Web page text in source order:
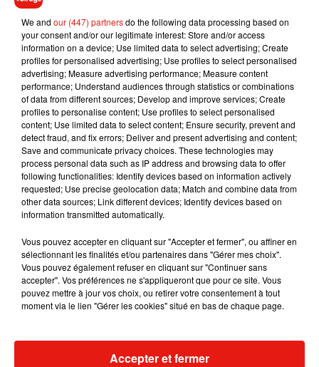
16. David Bowie - "Blackstar"
17. Beyoncé - "Lemonade"
18. $-Crew - "Destins liés"
19. Alonzo - "Avenue de St Antoine"
20. Adele - "25"
We and our (447) partnersdo the following data processing based on
your consent and/or our legitimate interest: Store and/or access
information on a device; Use limited data to select advertising; Create
profiles for personalised advertising; Use profiles to select personalised
advertising; Measure advertising performance; Measure content
performance; Understand audiences through statistics or combinations
of data from different sources; Develop and improve services; Create
profiles to personalise content; Use profiles to select personalised
content; Use limited data to select content; Ensure security, prevent and
detect fraud, and fix errors; Deliver and present advertising and content;
Save and communicate privacy choices. These technologies may
process personal data such as IP address and browsing data to offer
following functionalities: Identify devices based on information actively
requested; Use precise geolocation data; Match and combine data from
other data sources; Link different devices; Identify devices based on
information transmitted automatically.
Vous pouvez accepter en cliquant sur "Accepter et fermer", ou affiner en
sélectionnant les finalités et/ou partenaires dans "Gérer mes choix".
Vous pouvez également refuser en cliquant sur "Continuer sans
accepter". Vos préférences ne s'appliqueront que pour ce site. Vous
pouvez mettre à jour vos choix, ou retirer votre consentement à tout
moment via le lien "Gérer les cookies" situé en bas de chaque page.
Accepter et fermer